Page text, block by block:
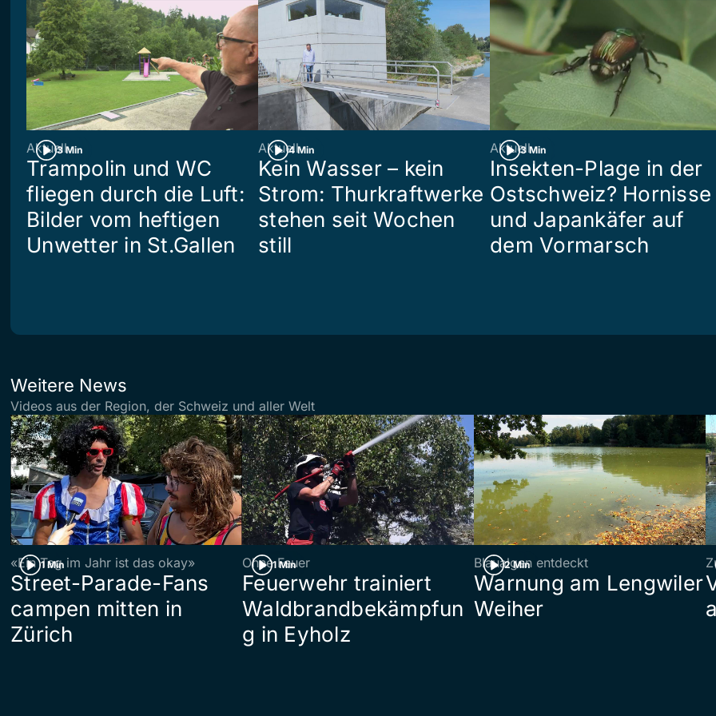
3 Min
Aktuell
Trampolin und WC
fliegen durch die Luft:
Bilder vom heftigen
Unwetter in St.Gallen
4 Min
Aktuell
Kein Wasser – kein
Strom: Thurkraftwerke
stehen seit Wochen
still
3 Min
Aktuell
Insekten-Plage in der
Ostschweiz? Hornisse
und Japankäfer auf
dem Vormarsch
Weitere News
Videos aus der Region, der Schweiz und aller Welt
1 Min
«Ein Tag im Jahr ist das okay»
Street-Parade-Fans
campen mitten in
Zürich
1 Min
Ohne Feuer
Feuerwehr trainiert
Waldbrandbekämpfun
g in Eyholz
2 Min
Blaualgen entdeckt
Warnung am Lengwiler
Weiher